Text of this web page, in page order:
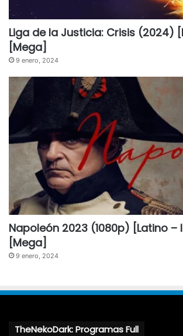
Liga de la Justicia: Crisis (2024)
[Mega]
9 enero, 2024
Napoleón 2023 (1080p) [Latino –
[Mega]
9 enero, 2024
TheNekoDark: Programas Full